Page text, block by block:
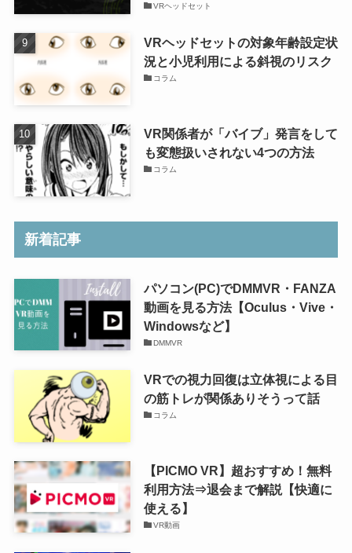
VRヘッドセット
VRヘッドセットの対象年齢設定状
況と小児利用による斜視のリスク
コラム
VR関係者が「バイブ」発言をして
も変態扱いされない4つの方法
コラム
新着記事
パソコン(PC)でDMMVR・FANZA
動画を見る方法【Oculus・Vive・
Windowsなど】
DMMVR
VRでの視力回復は立体視による目
の筋トレが関係ありそうって話
コラム
【PICMO VR】超おすすめ！無料
利用方法⇒退会まで解説【快適に
使える】
VR動画